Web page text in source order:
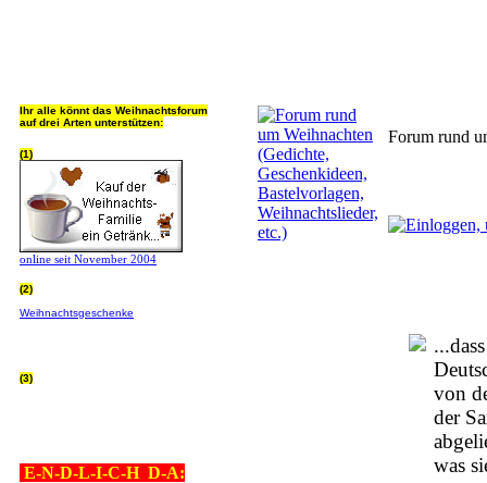
Ihr alle könnt das Weihnachtsforum
auf drei Arten unterstützen:
(1)
online seit November 2004
(2)
Weihnachtsgeschenke
(3)
E-N-D-L-I-C-H D-A:
Forum rund
von
der
was